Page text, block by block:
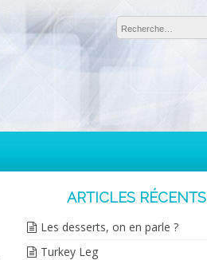
ARTICLES RÉCENTS
Les desserts, on en parle ?
Turkey Leg